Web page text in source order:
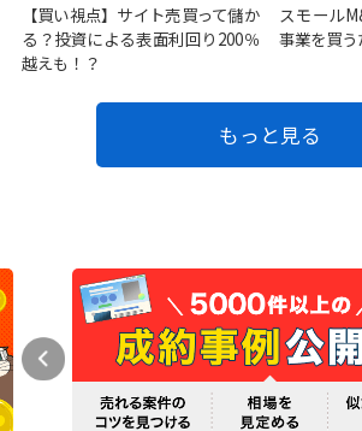
【買い視点】サイト売買って儲か
る？投資による表面利回り200％
越えも！？
スモール
事業を買
もっと見る